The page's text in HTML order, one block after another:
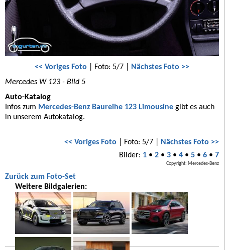
<< Voriges Foto | Foto: 5/7 | Nächstes Foto >>
Mercedes W 123 - Bild 5
Auto-Katalog
Infos zum Mercedes-Benz Baureihe 123 Limousine gibt es auch
in unserem Autokatalog.
<< Voriges Foto | Foto: 5/7 | Nächstes Foto >>
Bilder: 1• 2• 3• 4• 5• 6• 7
Copyright: Mercedes-Benz
Zurück zum Foto-Set
Weitere Bildgalerien: